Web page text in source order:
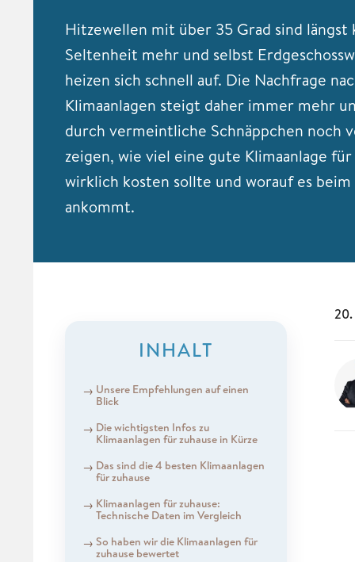
Hitzewellen mit über 35 Grad sind längst
Seltenheit mehr und selbst
heizen sich schnell auf. Die Nachfrage
Klimaanlagen steigt daher immer mehr
durch vermeintliche Schnäppchen noch
zeigen, wie viel eine gute Klimaanlage für
wirklich kosten sollte und worauf es beim
ankommt.
INHALT
Unsere Empfehlungen auf einen
Blick
Die wichtigsten Infos zu
Klimaanlagen für zuhause in Kürze
Das sind die 4 besten Klimaanlagen
für zuhause
Klimaanlagen für zuhause:
Technische Daten im Vergleich
So haben wir die Klimaanlagen für
zuhause bewertet